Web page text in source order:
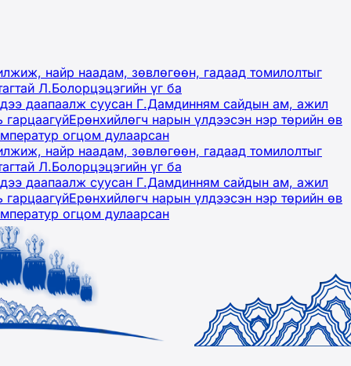
найр наадам, зөвлөгөөн, гадаад томилолтыг
Л.Болорцэцэгийн үг ба
даапаалж суусан Г.Дамдинням сайдын ам, ажил
Ерөнхийлөгч нарын үлдээсэн нэр төрийн өв
огцом дулаарсан
найр наадам, зөвлөгөөн, гадаад томилолтыг
Л.Болорцэцэгийн үг ба
даапаалж суусан Г.Дамдинням сайдын ам, ажил
Ерөнхийлөгч нарын үлдээсэн нэр төрийн өв
огцом дулаарсан